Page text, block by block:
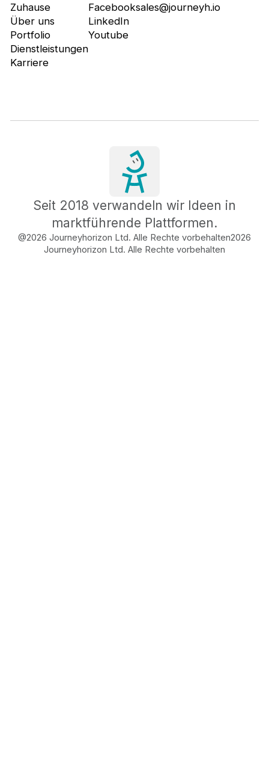
Zuhause
Über uns
Portfolio
Dienstleistungen
Karriere
Facebook
LinkedIn
Youtube
sales@journeyh.io
Seit 2018 verwandeln wir Ideen in
marktführende Plattformen.
@2026 Journeyhorizon Ltd. Alle Rechte vorbehalten2026
Journeyhorizon Ltd. Alle Rechte vorbehalten